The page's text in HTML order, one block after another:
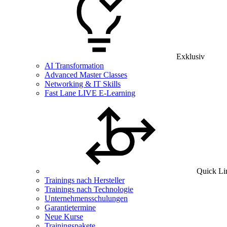
Exklusiv
AI Transformation
Advanced Master Classes
Networking & IT Skills
Fast Lane LIVE E-Learning
Quick
Trainings nach Hersteller
Trainings nach Technologie
Unternehmensschulungen
Garantietermine
Neue Kurse